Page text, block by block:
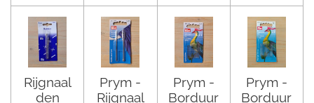
Rijgnaal
den
Prym -
Rijgnaal
Prym -
Borduur
Prym -
Borduur